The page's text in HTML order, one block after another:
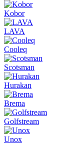
Kobor
LAVA
Cooleq
Scotsman
Hurakan
Brema
Golfstream
Unox